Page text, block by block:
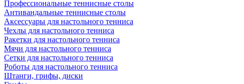
Профессиональные теннисные столы
Антивандальные теннисные столы
Аксессуары для настольного тенниса
Чехлы для настольного тенниса
Ракетки для настольного тенниса
Мячи для настольного тенниса
Сетки для настольного тенниса
Роботы для настольного тенниса
Штанги, грифы, диски